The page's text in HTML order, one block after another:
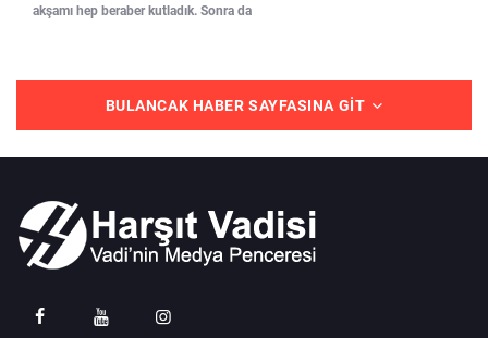
akşamı hep beraber kutladık. Sonra da
BULANCAK HABER SAYFASINA GIT